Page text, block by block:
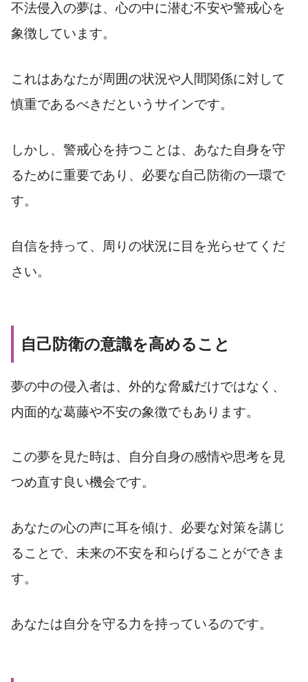
不法侵入の夢は、心の中に潜む不安や警戒心を
象徴しています。
これはあなたが周囲の状況や人間関係に対して
慎重であるべきだというサインです。
しかし、警戒心を持つことは、あなた自身を守
るために重要であり、必要な自己防衛の一環で
す。
自信を持って、周りの状況に目を光らせてくだ
さい。
自己防衛の意識を高めること
夢の中の侵入者は、外的な脅威だけではなく、
内面的な葛藤や不安の象徴でもあります。
この夢を見た時は、自分自身の感情や思考を見
つめ直す良い機会です。
あなたの心の声に耳を傾け、必要な対策を講じ
ることで、未来の不安を和らげることができま
す。
あなたは自分を守る力を持っているのです。